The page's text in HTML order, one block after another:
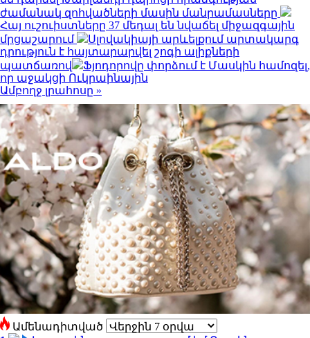
ժամանակ զոհվածների մասին մանրամասները
Հայ ուշուիստները 37 մեդալ են նվաճել միջազգային
մրցաշարում
Սլովակիայի արևելքում արտակարգ
դրություն է հայտարարվել շոգի ալիքների
պատճառով
Ֆյոդորովը փորձում է Մասկին համոզել,
որ աջակցի Ուկրաինային
Ամբողջ լրահոսը »
Ամենադիտված